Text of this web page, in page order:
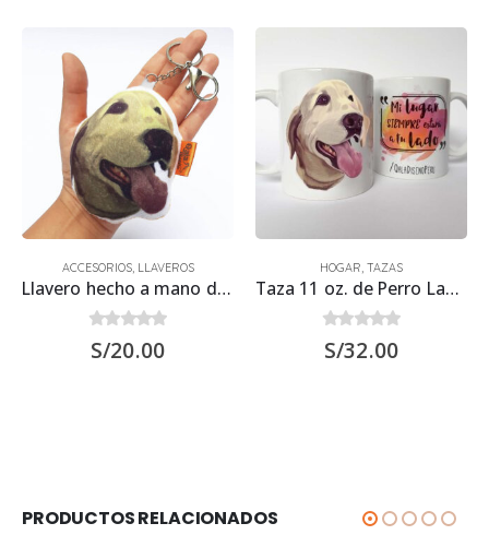
ACCESORIOS, LLAVEROS
Llavero hecho a mano de Perro Labrador Hueso
0out of 5
S/20.00
HOGAR, TAZAS
Taza 11 oz. de Perro Labrador Retriever
0out of 5
S/32.00
PRODUCTOS RELACIONADOS